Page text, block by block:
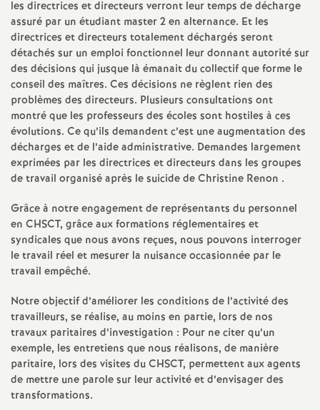
c
o
n
d
d
e
g
r
é
O
r
les directrices et directeurs verront leur temps de décharge
assuré par un étudiant master 2 en alternance. Et les
directrices et directeurs totalement déchargés seront
détachés sur un emploi fonctionnel leur donnant autorité sur
des décisions qui jusque là émanait du collectif que forme le
conseil des maîtres. Ces décisions ne règlent rien des
problèmes des directeurs. Plusieurs consultations ont
montré que les professeurs des écoles sont hostiles à ces
évolutions. Ce qu’ils demandent c’est une augmentation des
décharges et de l’aide administrative. Demandes largement
exprimées par les directrices et directeurs dans les groupes
de travail organisé après le suicide de Christine Renon .
Grâce à notre engagement de représentants du personnel
en CHSCT, grâce aux formations réglementaires et
syndicales que nous avons reçues, nous pouvons interroger
le travail réel et mesurer la nuisance occasionnée par le
travail empêché.
Notre objectif d’améliorer les conditions de l’activité des
travailleurs, se réalise, au moins en partie, lors de nos
travaux paritaires d’investigation : Pour ne citer qu’un
exemple, les entretiens que nous réalisons, de manière
paritaire, lors des visites duCHSCT, permettent aux agents
de mettre une parole sur leur activité et d’envisager des
transformations.